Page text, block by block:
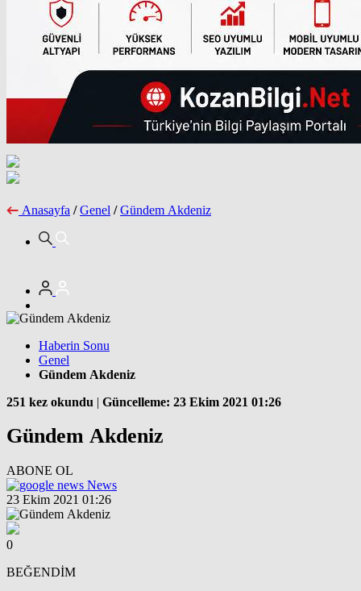
Anasayfa / Genel / Gündem Akdeniz
Haberin Sonu
Genel
Gündem Akdeniz
251 kez okundu | Güncelleme: 23 Ekim 2021 01:26
Gündem Akdeniz
ABONE OL
News
23 Ekim 2021 01:26
0
BEĞENDİM